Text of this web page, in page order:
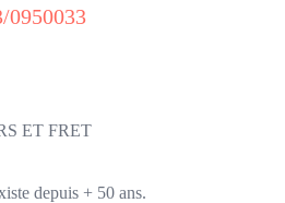
0950033
ET FRET
depuis + 50 ans.